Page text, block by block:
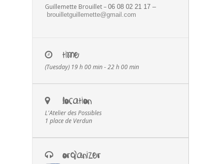
Guillemette Brouillet – 06 08 02 21 17 –
brouilletguillemette@gmail.com
TIME
(Tuesday) 19 h 00 min - 22 h 00 min
LOCATION
L'Atelier des Possibles
1 place de Verdun
ORGANIZER